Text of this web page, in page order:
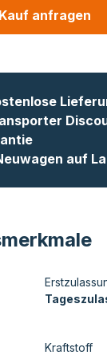
Kauf anfragen
auf
Kraftstoff